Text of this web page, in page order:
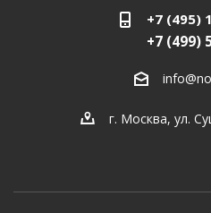
+7 (495)
+7 (499)
г. Москва, ул.